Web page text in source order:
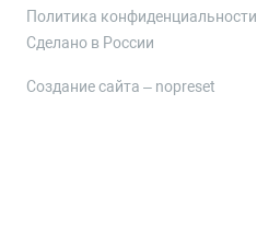
Политика конфиденциальности
Сделано в России
Создание сайта – nopreset